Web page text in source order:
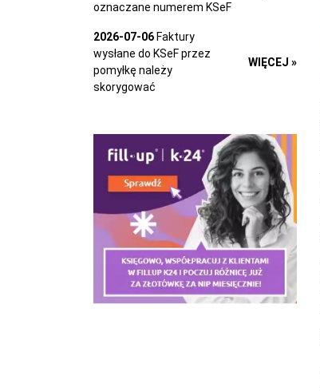
oznaczane numerem KSeF
2026-07-06 Faktury
wysłane do KSeF przez
pomyłkę należy
skorygować
WIĘCEJ »